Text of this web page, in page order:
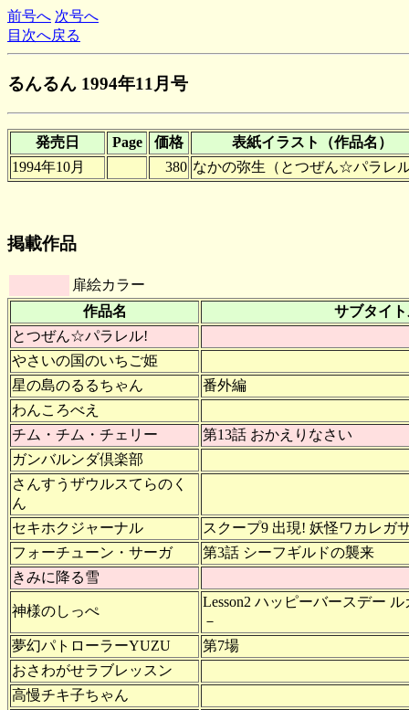
前号へ 次号へ
目次へ戻る
るんるん 1994年11月号
発売日 Page 価格
表紙イラスト（作品名）
1994年10月
380 なかの弥生（とつぜん☆パラレ
掲載作品
扉絵カラー
作品名
サブタイ
とつぜん☆パラレル!
やさいの国のいちご姫
星の島のるるちゃん
番外編
わんころべえ
チム・チム・チェリー
第13話 おかえりなさい
ガンバルンダ倶楽部
さんすうザウルスてらのく
ん
セキホクジャーナル
スクープ9 出現! 妖怪ワカレガ
フォーチューン・サーガ
第3話 シーフギルドの襲来
きみに降る雪
神様のしっぺ
Lesson2 ハッピーバースデー
－
夢幻パトローラーYUZU
第7場
おさわがせラブレッスン
高慢チキ子ちゃん